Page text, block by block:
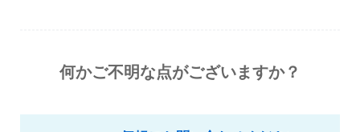
何かご不明な点がございますか？